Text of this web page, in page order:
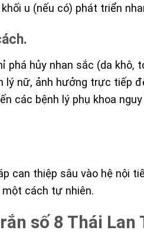
u (nếu có) phát triển
hủy nhan sắc (da khô,
nữ, ảnh hưởng trực tiếp
các bệnh lý phụ khoa
can thiệp sâu vào hệ nội
cách tự nhiên.
số 8 Thái Lan